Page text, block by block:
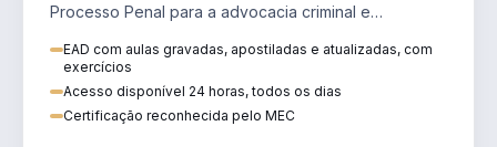
Processo Penal para a advocacia criminal e
EAD com aulas gravadas, apostiladas e atualizadas, com
exercícios
Acesso disponível 24 horas, todos os dias
Certificação reconhecida pelo MEC